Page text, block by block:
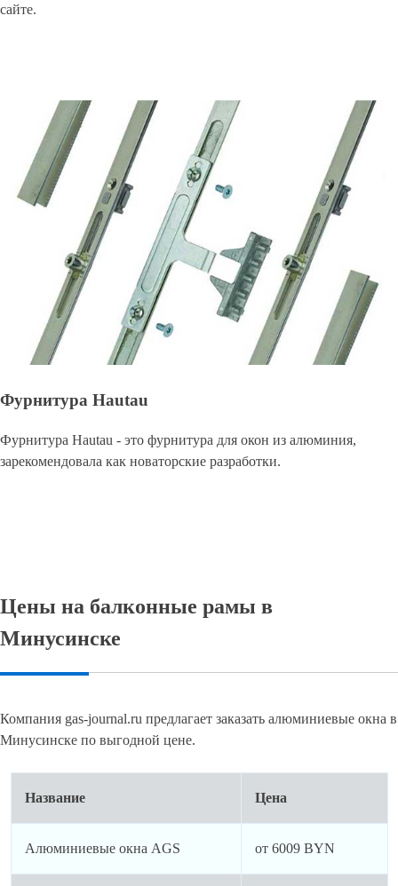
сайте.
Фурнитура Hautau
Фурнитура Hautau - это фурнитура для окон из алюминия,
зарекомендовала как новаторские разработки.
Цены на балконные рамы в
Минусинске
Компания gas-journal.ru предлагает заказать алюминиевые окна в
Минусинске по выгодной цене.
Название Цена
Алюминиевые окна AGS от 6009 BYN